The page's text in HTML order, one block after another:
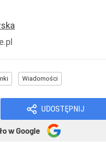
Wiadomości
UDOSTĘPNIJ
w Google